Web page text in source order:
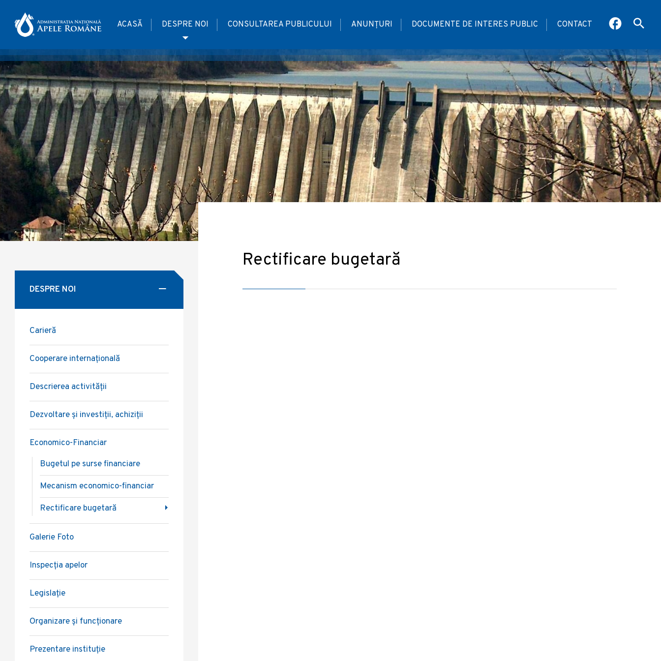
ACASĂ DESPRE NOI CONSULTAREA PUBLICULUI ANUNȚURI DOCUMENTE DE INTERES PUBLIC CONTACT
Rectificare bugetară
DESPRE NOI
Carieră
Cooperare internațională
Descrierea activității
Dezvoltare și investiții, achiziții
Economico-Financiar
Bugetul pe surse financiare
Mecanism economico-financiar
Rectificare bugetară
Galerie Foto
Inspecția apelor
Legislație
Organizare și funcționare
Prezentare instituție